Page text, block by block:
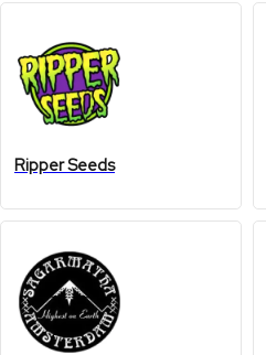
Ripper Seeds